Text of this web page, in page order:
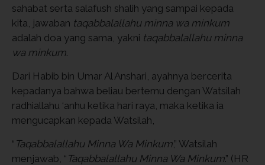
sahabat serta salafush shalih yang sampai kepada
kita, jawaban taqabbalallahu minna wa minkum
adalah doa yang sama, yakni taqabbalallahu minna
wa minkum.
Dari Habib bin Umar Al Anshari, ayahnya bercerita
kepadanya bahwa beliau bertemu dengan Watsilah
radhiallahu ‘anhu ketika hari raya, maka ketika ia
mengucapkan kepada Watsilah,
“ Taqabbalallahu Minna Wa Minkum,” Watsilah
menjawab, “ Taqabbalallahu Minna Wa Minkum.” (HR